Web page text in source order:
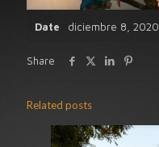
Date diciembre 8, 2020
Share
Related posts